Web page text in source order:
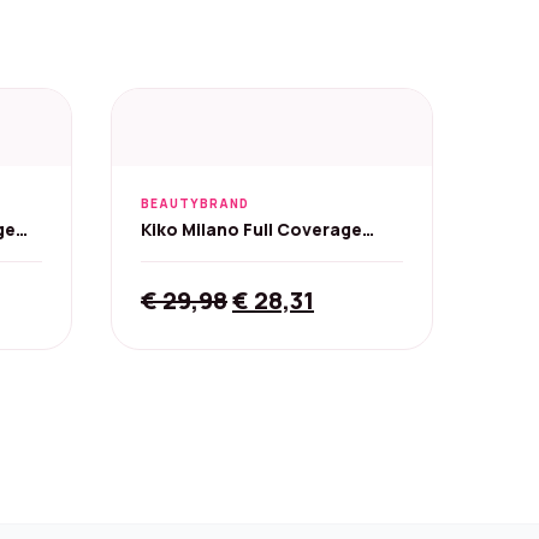
BEAUTYBRAND
Kiko Milano Full Coverage
€29,98Original
€ 28,31